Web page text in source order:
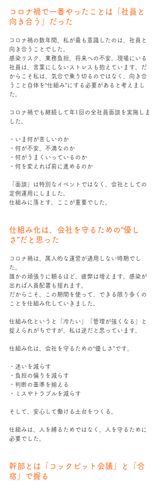
コロナ禍で一番やったことは「社員と
向き合う」だった
コロナ禍の数年間、私が最も意識したのは、社員と
向き合うことでした。
感染リスク、業務負担、将来への不安。現場にいる
社員は、言葉にしないストレスも抱えています。だ
からこそ私は、気合で乗り切るのではなく、向き合
うこと自体を“仕組み”にする必要があると考えまし
た。
コロナ禍でも継続して年1回の全社員面談を実施しま
した。
・いま何が苦しいのか
・何が不安、不満なのか
・何がうまくいっているのか
・何を変えれば前に進めるのか
「面談」は特別なイベントではなく、会社としての
定例運用にしました。
仕組みに落とす。ここが重要でした。
仕組み化は、会社を守るための“優し
さ”だと思った
コロナ禍は、属人的な運営が通用しない時期でし
た。
誰かの頑張りに頼るほど、疲弊は増えます。感染が
出れば人員配置も揺れます。
だからこそ、この期間を使って、できる限り多くの
ことを仕組み化していきました。
仕組み化というと「冷たい」「管理が強くなる」と
捉えられがちですが、私は逆だと思っています。
仕組み化は、会社を守るための“優しさ”です。
・迷いを減らす
・負担の偏りを減らす
・判断の基準を揃える
・ミスやトラブルを減らす
そして、安心して働ける土台をつくる。
仕組みは、人を縛るためではなく、人を守るために
必要でした。
幹部とは「コックピット会議」と「合
宿」で握る